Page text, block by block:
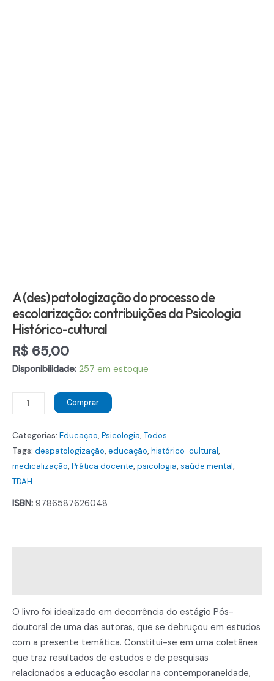
A (des) patologização do processo de
escolarização: contribuições da Psicologia
Histórico-cultural
R$ 65,00
Disponibilidade: 257 em estoque
patologização
do
processo
de
contribuições
Comprar
Categorias: Educação, Psicologia, Todos
Tags: despatologização, educação, histórico-cultural,
medicalização, Prática docente, psicologia, saúde mental,
TDAH
ISBN: 9786587626048
O livro foi idealizado em decorrência do estágio Pós-
doutoral de uma das autoras, que se debruçou em estudos
com a presente temática. Constitui-se em uma coletânea
que traz resultados de estudos e de pesquisas
relacionados a educação escolar na contemporaneidade,